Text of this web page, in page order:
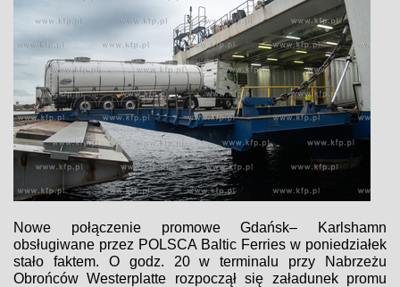
Nowe połączenie promowe Gdańsk– Karlshamn
obsługiwane przez POLSCA Baltic Ferries w poniedziałek
stało faktem. O godz. 20 w terminalu przy Nabrzeżu
Obrońców Westerplatte rozpoczął się załadunek promu